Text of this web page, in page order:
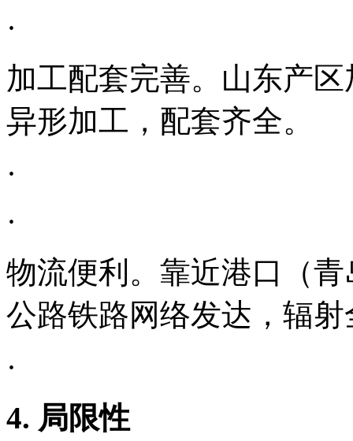
·
加工配套完善。山东产
异形加工，配套齐全。
·
·
物流便利。靠近港口（
公路铁路网络发达，辐射
·
4. 局限性